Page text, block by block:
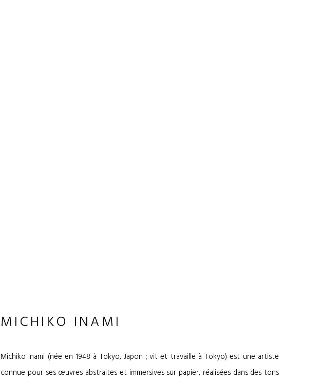
MICHIKO INAMI
Michiko Inami (née en 1948 à Tokyo, Japon ; vit et travaille à Tokyo) est une artiste
connue pour ses œuvres abstraites et immersives sur papier, réalisées dans des tons